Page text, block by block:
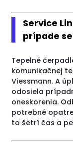
Service
prípade
Tepelné
komunikačnej
Viessmann. A
odosiela
oneskorenia.
potrebné
to šetrí čas a